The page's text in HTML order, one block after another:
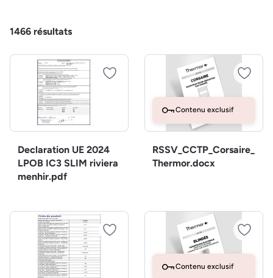
1466 résultats
Declaration UE 2024
LPOB IC3 SLIM riviera
menhir.pdf
Contenu exclusif
RSSV_CCTP_Corsaire_
Thermor.docx
Contenu exclusif